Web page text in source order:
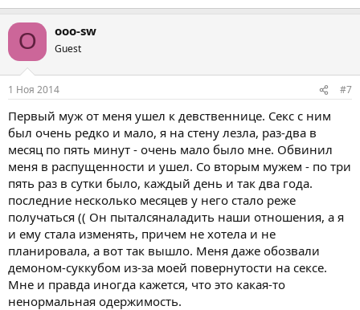
O ooo-sw
Guest
1 Ноя 2014 #7
Первый муж от меня ушел к девственнице. Секс с ним
был очень редко и мало, я на стену лезла, раз-два в
месяц по пять минут - очень мало было мне. Обвинил
меня в распущенности и ушел. Со вторым мужем - по три
пять раз в сутки было, каждый день и так два года.
последние несколько месяцев у него стало реже
получаться (( Он пыталсяналадить наши отношения, а я
и ему стала изменять, причем не хотела и не
планировала, а вот так вышло. Меня даже обозвали
демоном-суккубом из-за моей повернутости на сексе.
Мне и правда иногда кажется, что это какая-то
ненормальная одержимость.